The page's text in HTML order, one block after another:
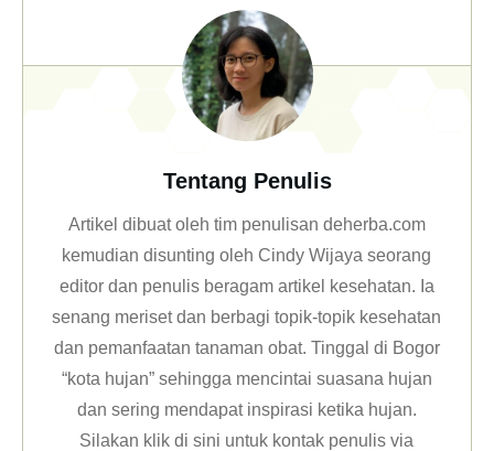
Tentang Penulis
Artikel dibuat oleh tim penulisan deherba.com
kemudian disunting oleh Cindy Wijaya seorang
editor dan penulis beragam artikel kesehatan. Ia
senang meriset dan berbagi topik-topik kesehatan
dan pemanfaatan tanaman obat. Tinggal di Bogor
“kota hujan” sehingga mencintai suasana hujan
dan sering mendapat inspirasi ketika hujan.
Silakan klikdi sini untuk kontak penulis via